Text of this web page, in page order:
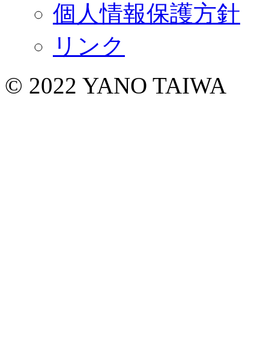
個人情報保護方針
リンク
© 2022 YANO TAIWA